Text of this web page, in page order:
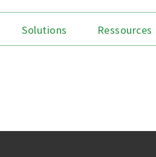
Solutions Ressources